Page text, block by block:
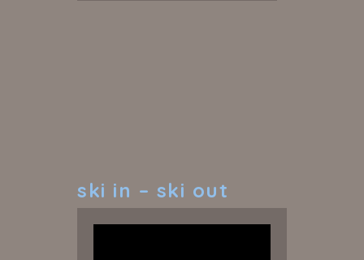
ski in – ski out